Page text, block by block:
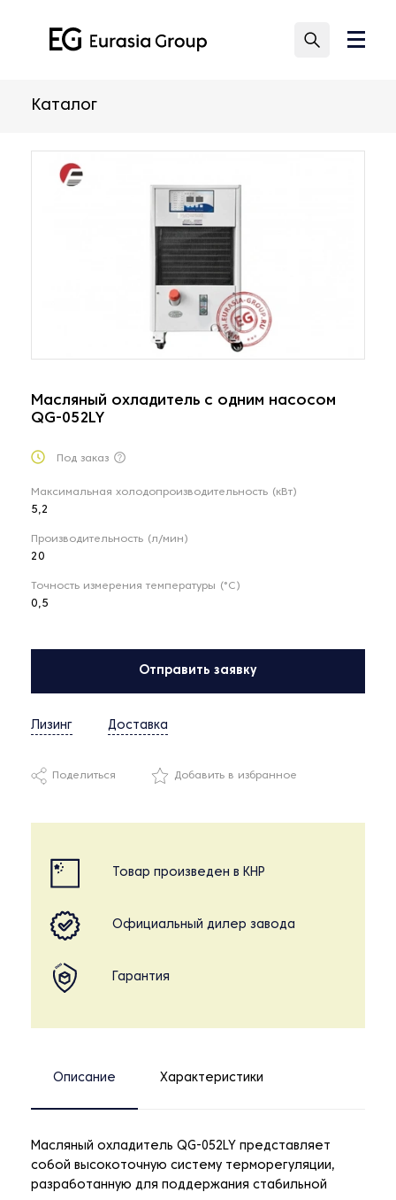
Каталог
Масляный охладитель с одним насосом
QG-052LY
Под заказ
Максимальная холодопроизводительность (кВт)
5,2
Производительность (л/мин)
20
Точность измерения температуры (°C)
0,5
Отправить заявку
Лизинг Доставка
Поделиться Добавить в избранное
Товар произведен в КНР
Официальный дилер завода
Гарантия
Описание Характеристики
Масляный охладитель QG-052LY представляет
собой высокоточную систему терморегуляции,
разработанную для поддержания стабильной